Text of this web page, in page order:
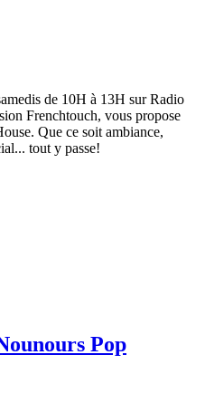
de 10H à 13H sur Radio
Frenchtouch, vous propose
Que ce soit ambiance,
tout y passe!
Pop